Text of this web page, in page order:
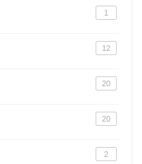
1
12
20
20
2